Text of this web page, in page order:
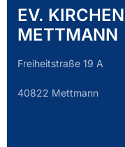
EV.
METTMANN
Freiheitstraße 19 A
40822 Mettmann